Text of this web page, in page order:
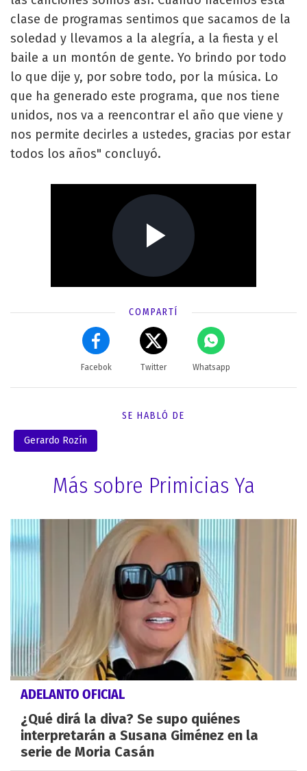
clase de programas sentimos que sacamos de la
soledad y llevamos a la alegría, a la fiesta y el
baile a un montón de gente. Yo brindo por todo
lo que dije y, por sobre todo, por la música. Lo
que ha generado este programa, que nos tiene
unidos, nos va a reencontrar el año que viene y
nos permite decirles a ustedes, gracias por estar
todos los años" concluyó.
COMPARTÍ
Facebok Twitter Whatsapp
SE HABLÓ DE
Gerardo Rozín
Más sobre Primicias Ya
ADELANTO OFICIAL
¿Qué dirá la diva? Se supo quiénes
interpretarán a Susana Giménez en la
serie de Moria Casán